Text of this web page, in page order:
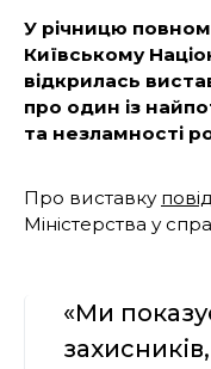
У річницю
Київському
відкрилась
про один із
та незламності
Про виставку
Міністерства у
«Ми